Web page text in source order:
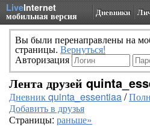
LiveInternet
мобильная версия Дневники
Вы были перенаправлены на
страницы. Вернуться!
Авторизация
Лента друзей
Дневник quinta_essentiaa/
Добавить в друзья
Страницы: раньше»